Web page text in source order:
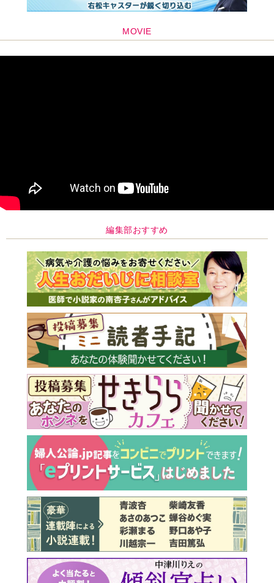
最新号 好評発売中！